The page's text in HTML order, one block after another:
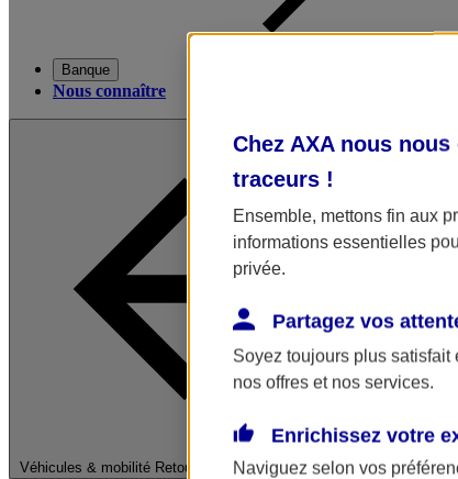
Banque
Nous connaître
Véhicules & mobilité Retour à la section précédente
Fermer le
Chez AXA nous
traceurs !
Ensemble, mettons fin aux
informations essentielles
privée.
Partagez vos
Soyez toujours plus satisfait
nos offres et nos services.
Enrichissez votre
Naviguez selon vos